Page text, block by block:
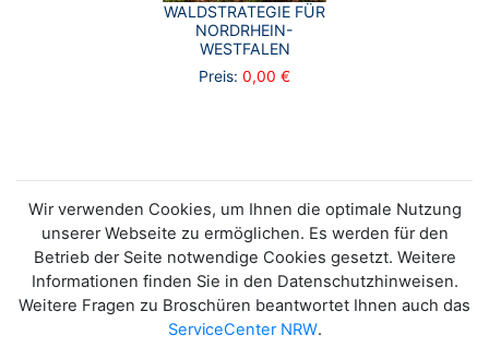
WALDSTRATEGIE FÜR
NORDRHEIN-
WESTFALEN
Preis: 0,00 €
Wir verwenden Cookies, um Ihnen die optimale Nutzung
unserer Webseite zu ermöglichen. Es werden für den
Betrieb der Seite notwendige Cookies gesetzt. Weitere
Informationen finden Sie in den Datenschutzhinweisen.
Weitere Fragen zu Broschüren beantwortet Ihnen auch das
ServiceCenter NRW.